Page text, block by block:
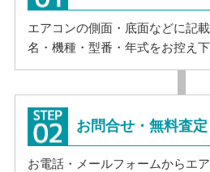
エアコンの側面・底面などに記
名・機種・型番・年式をお控え下
お問合せ・無料査定
お電話・メールフォームからエ